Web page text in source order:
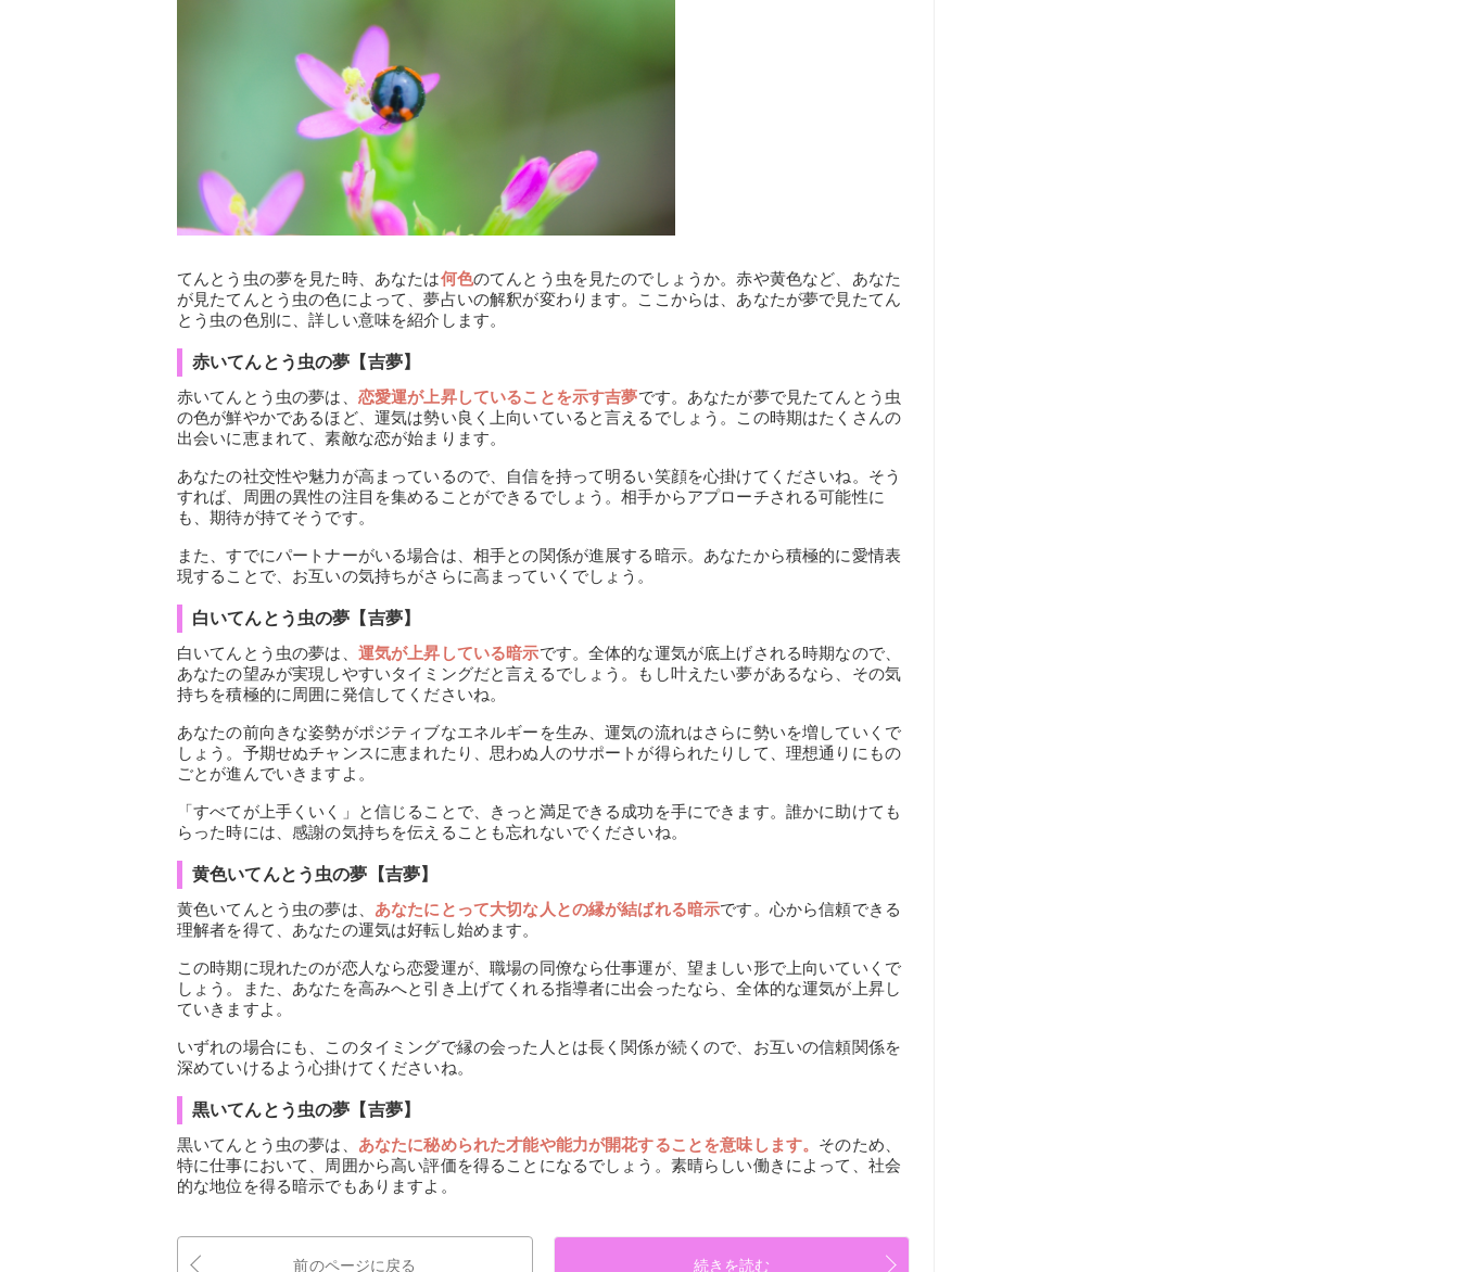
てんとう虫の夢を見た時、あなたは何色のてんとう虫を見たのでしょうか。赤や黄色など、あなた
が見たてんとう虫の色によって、夢占いの解釈が変わります。ここからは、あなたが夢で見たてん
とう虫の色別に、詳しい意味を紹介します。
赤いてんとう虫の夢【吉夢】
赤いてんとう虫の夢は、 恋愛運が上昇していることを示す吉夢です。あなたが夢で見たてんとう虫
の色が鮮やかであるほど、運気は勢い良く上向いていると言えるでしょう。この時期はたくさんの
出会いに恵まれて、素敵な恋が始まります。
あなたの社交性や魅力が高まっているので、自信を持って明るい笑顔を心掛けてくださいね。そう
すれば、周囲の異性の注目を集めることができるでしょう。相手からアプローチされる可能性に
も、期待が持てそうです。
また、すでにパートナーがいる場合は、相手との関係が進展する暗示。あなたから積極的に愛情表
現することで、お互いの気持ちがさらに高まっていくでしょう。
白いてんとう虫の夢【吉夢】
白いてんとう虫の夢は、 運気が上昇している暗示です。全体的な運気が底上げされる時期なので、
あなたの望みが実現しやすいタイミングだと言えるでしょう。もし叶えたい夢があるなら、その気
持ちを積極的に周囲に発信してくださいね。
あなたの前向きな姿勢がポジティブなエネルギーを生み、運気の流れはさらに勢いを増していくで
しょう。予期せぬチャンスに恵まれたり、思わぬ人のサポートが得られたりして、理想通りにもの
ごとが進んでいきますよ。
「すべてが上手くいく」と信じることで、きっと満足できる成功を手にできます。誰かに助けても
らった時には、感謝の気持ちを伝えることも忘れないでくださいね。
黄色いてんとう虫の夢【吉夢】
黄色いてんとう虫の夢は、 あなたにとって大切な人との縁が結ばれる暗示です。心から信頼できる
理解者を得て、あなたの運気は好転し始めます。
この時期に現れたのが恋人なら恋愛運が、職場の同僚なら仕事運が、望ましい形で上向いていくで
しょう。また、あなたを高みへと引き上げてくれる指導者に出会ったなら、全体的な運気が上昇し
ていきますよ。
いずれの場合にも、このタイミングで縁の会った人とは長く関係が続くので、お互いの信頼関係を
深めていけるよう心掛けてくださいね。
黒いてんとう虫の夢【吉夢】
黒いてんとう虫の夢は、 あなたに秘められた才能や能力が開花することを意味します。 そのため、
特に仕事において、周囲から高い評価を得ることになるでしょう。素晴らしい働きによって、社会
的な地位を得る暗示でもありますよ。
前のページに戻る 続きを読む